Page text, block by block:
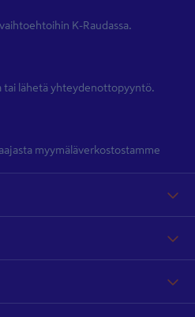
K-Raudassa.
tai lähetä yhteydenottopyyntö.
myymäläverkostostamme